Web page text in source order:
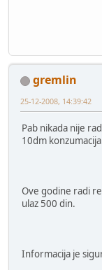
gremlin
25-12-2008, 14:39:42
Pab nikada nije
10dm
Ove godine radi
ulaz 500 din.
Informacija je